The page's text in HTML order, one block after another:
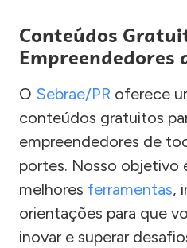
Conteúdos
Empreendedores
O Sebrae/PR oferece
conteúdos gratuitos
empreendedores de
portes. Nosso objetivo
melhores ferramentas,
orientações para que
inovar e superar